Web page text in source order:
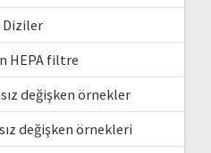
Diziler
HEPA filtre
değişken örnekler
değişken örnekleri